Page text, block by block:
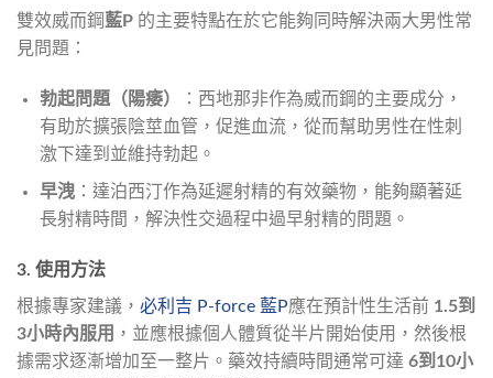
雙效威而鋼藍P 的主要特點在於它能夠同時解決兩大男性常
見問題：
勃起問題（陽痿）
：西地那非作為威而鋼的主要成分，
有助於擴張陰莖血管，促進血流，從而幫助男性在性刺
激下達到並維持勃起。
早洩：達泊西汀作為延遲射精的有效藥物，能夠顯著延
長射精時間，解決性交過程中過早射精的問題。
3. 使用方法
根據專家建議， 必利吉 P-force 藍P應在預計性生活前 1.5到
3小時內服用 ，並應根據個人體質從半片開始使用，然後根
據需求逐漸增加至一整片。藥效持續時間通常可達 6到10小